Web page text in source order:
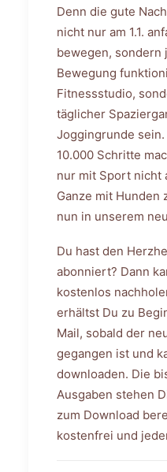
Denn die gute
nicht nur am 1.1.
bewegen, sondern
Bewegung
Fitnessstudio,
täglicher
Joggingrunde
10.000 Schritte
nur mit Sport nicht
Ganze mit Hunden
nun in unserem
Du hast den
abonniert? Dann
kostenlos
erhältst Du zu
Mail, sobald der
gegangen ist und
downloaden. Die
Ausgaben stehen
zum Download
kostenfrei und